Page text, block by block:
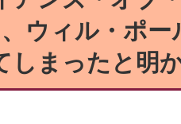
ウィル・ポー
しまったと明